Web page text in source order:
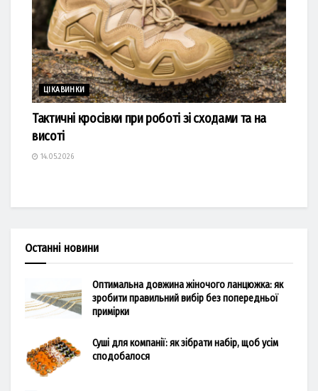
ЦІКАВИНКИ
Тактичні кросівки при роботі зі сходами та на
висоті
14.05.2026
Останні новини
Оптимальна довжина жіночого ланцюжка: як
зробити правильний вибір без попередньої
примірки
Суші для компанії: як зібрати набір, щоб усім
сподобалося